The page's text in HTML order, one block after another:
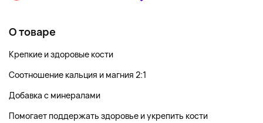
О товаре
Крепкие и здоровые кости
Соотношение кальция и магния 2:1
Добавка с минералами
Помогает поддержать здоровье и укрепить кости